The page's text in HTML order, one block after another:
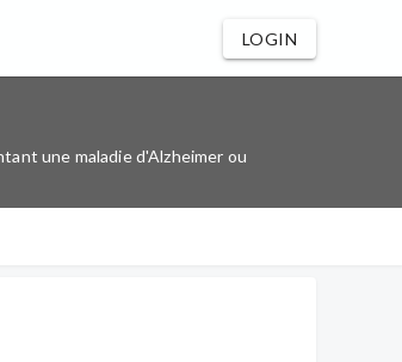
LOGIN
une maladie d'Alzheimer ou